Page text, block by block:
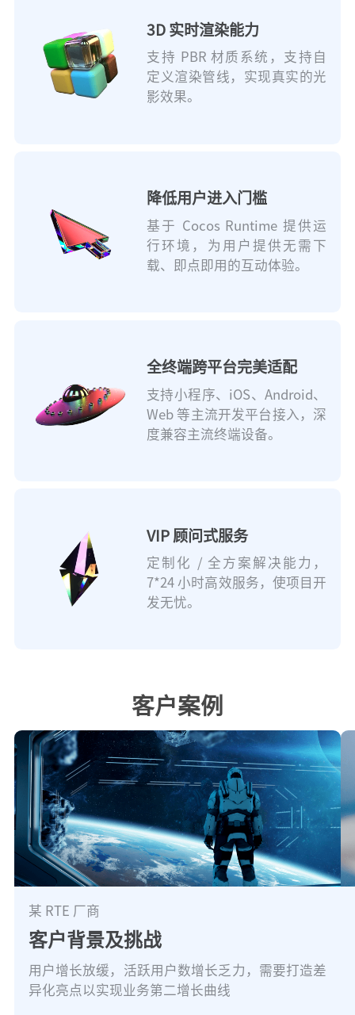
3D 实时渲染能力
支持 PBR 材质系统，支持自
定义渲染管线，实现真实的光
影效果。
降低用户进入门槛
基于 Cocos Runtime 提供运
行环境，为用户提供无需下
载、即点即用的互动体验。
全终端跨平台完美适配
支持小程序、iOS、Android、
Web 等主流开发平台接入，深
度兼容主流终端设备。
VIP 顾问式服务
定制化 / 全方案解决能力，
7*24 小时高效服务，使项目开
发无忧。
客户案例
某 RTE 厂商
客户背景及挑战
用户增长放缓，活跃用户数增长乏力，需要打造差
异化亮点以实现业务第二增长曲线